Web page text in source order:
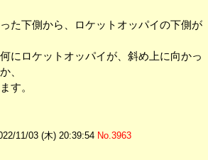
た下側から、ロケットオッパイの下側が
にロケットオッパイが、斜め上に向かっ
、
す。
11/03 (木) 20:39:54 No.3963